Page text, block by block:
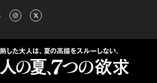
フスタイル情報